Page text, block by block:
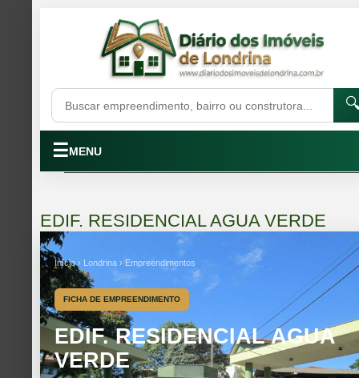
☰MENU
EDIF. RESIDENCIAL AGUA VERDE
Início › Londrina › Empreendimentos
FICHA DE EMPREENDIMENTO
EDIF. RESIDENCIAL AGUA
VERDE